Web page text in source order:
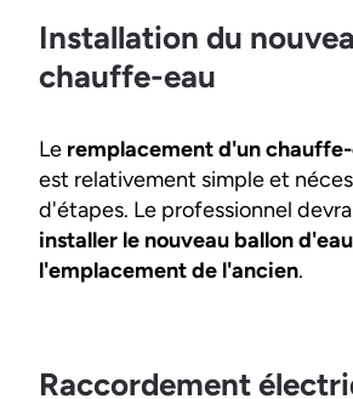
Installation du
chauffe-eau
Le remplacement d'un
est relativement simple et
d'étapes. Le professionnel
installer le nouveau ballon
l'emplacement de l'ancien.
Raccordement